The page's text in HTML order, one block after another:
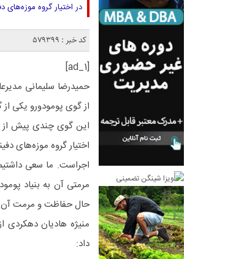
در اختیار گروه
کد خبر : 579399
[ad_1]
حمیدرضا سلیمانی
از گوی پومودورو یکی
این گوی چندی پیش از
اختیار گروه موزه‌های
اجراست. ما سعی
مرمتی آن به بنیاد
حال حفاظت و مرمت آن
منیژه هادیان
داد: